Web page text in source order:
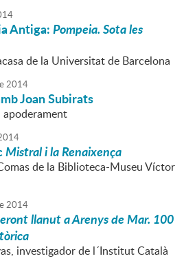
Antiga:Pompeia. Sota les
de la Universitat de Barcelona
2014
Joan Subirats
Mistral i la Renaixença
de la Biblioteca-Museu Víctor
2014
llanut a Arenys de Mar. 100
investigador de l´Institut Català